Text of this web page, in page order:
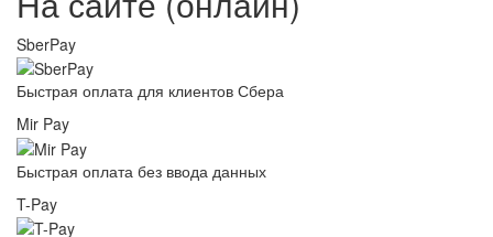
SberPay
Быстрая оплата для клиентов Сбера
Mir Pay
Быстрая оплата без ввода данных
T-Pay